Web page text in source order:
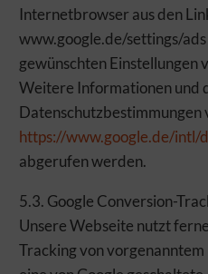
Internetbrowser aus den
www.google.de/settings/
gewünschten Einstellungen
Weitere Informationen und
Datenschutzbestimmungen
https://www.google.de/intl/
abgerufen werden.
5.3. Google Conversion-
Unsere Webseite nutzt
Tracking von